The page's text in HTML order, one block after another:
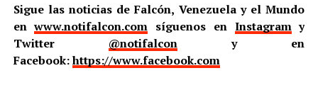
Sigue las noticias de Falcón, Venezuela y el Mundo
enwww.notifalcon.com síguenos en Instagramy
Twitter @notifalcony en
Facebook:https://www.facebook.com